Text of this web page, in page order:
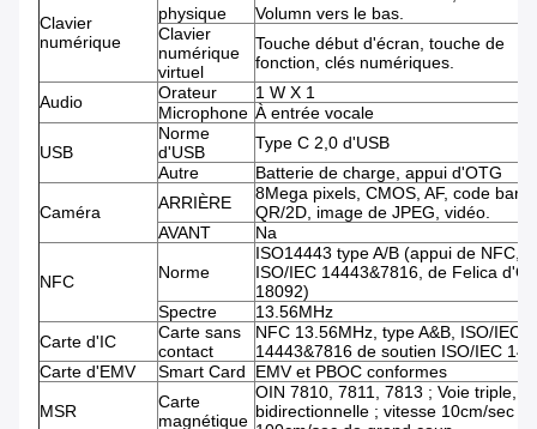
Clavier
numérique
physique
Volumn vers le bas.
Clavier
numérique
virtuel
Touche début d'écran, touche de
fonction, clés numériques.
Audio Orateur
1 W X 1
Microphone À entrée vocale
USB
Norme
d'USB
Type C 2,0 d'USB
Autre
Batterie de charge, appui d'OTG
Caméra ARRIÈRE
8Mega pixels, CMOS, AF, code
QR/2D, image de JPEG, vidéo.
AVANT
Na
NFC Norme
ISO14443 type A/B (appui de NFC,
ISO/IEC 14443&7816, de Felica
18092)
Spectre
13.56MHz
Carte d'IC
Carte sans
contact
NFC 13.56MHz, type A&B, ISO/IEC
14443&7816 de soutien ISO/IEC
Carte d'EMV
Smart Card EMV et PBOC conformes
MSR
Carte
magnétique
OIN 7810, 7811, 7813 ; Voie triple,
bidirectionnelle ; vitesse 10cm/sec -